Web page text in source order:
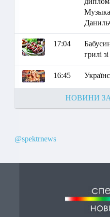
17:04
грилі
16:45
НОВИНИ
@spektrnews